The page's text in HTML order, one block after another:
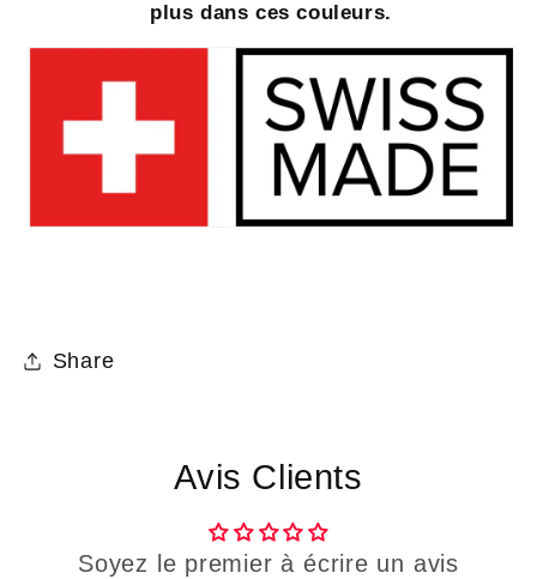
plus dans ces couleurs.
Share
Avis Clients
Soyez le premier à écrire un avis